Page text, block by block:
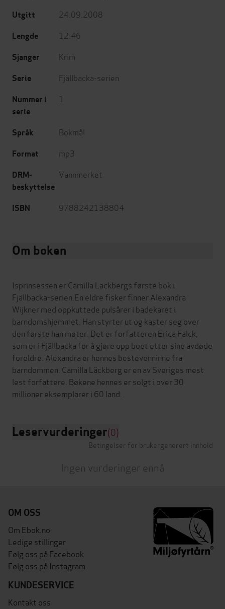
Utgitt 24.09.2008
Lengde 12:46
Sjanger Krim
Serie Fjällbacka-serien
Nummer i
serie
1
Språk Bokmål
Format mp3
DRM-
beskyttelse
Vannmerket
ISBN 9788242138804
Om boken
Isprinsessen er Camilla Läckbergs første bok i
Fjällbacka-serien.En eldre fisker finner Alexandra
Wijkner med oppkuttede pulsårer i badekaret i
barndomshjemmet. Han styrter ut og kaster seg over
den første han møter. Det er forfatteren Erica Falck,
som er i Fjällbacka for å gjøre opp boet etter sine avdøde
foreldre. Alexandra er hennes bestevenninne fra
barndommen. Camilla Läckberg er en av Sveriges mest
lest forfattere. Bøkene hennes er solgt i over 30
Leservurderinger(0)
Betingelser for brukergenerert innhold
Ingen vurderinger ennå
OM OSS
Om Ebok.no
Ledige stillinger
Følg oss på Facebook
Følg oss på Instagram
KUNDESERVICE
Kontakt oss